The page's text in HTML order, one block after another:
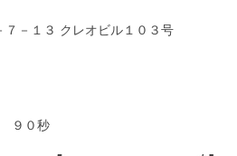
－１３ クレオビル１０３号
９０秒